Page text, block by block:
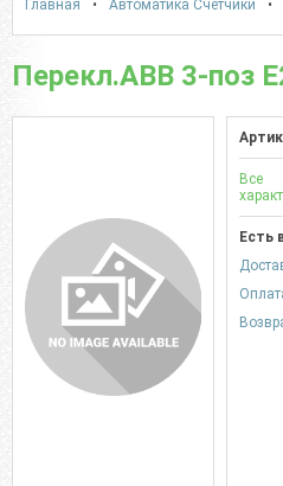
Главная • Автоматика Счётчики •
Перекл.ABB 3-поз
Все
Есть